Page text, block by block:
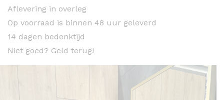
Aflevering in overleg
Op voorraad is binnen 48 uur geleverd
14 dagen bedenktijd
Niet goed? Geld terug!